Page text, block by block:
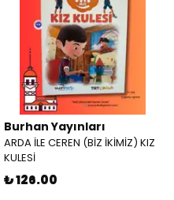
Burhan Yayınları
ARDA İLE CEREN (BİZ İKİMİZ) KIZ
KULESİ
₺ 126.00